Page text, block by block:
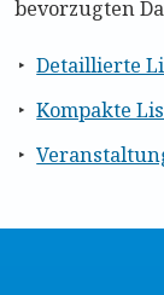
bevorzugten
Detaillierte
Kompakte